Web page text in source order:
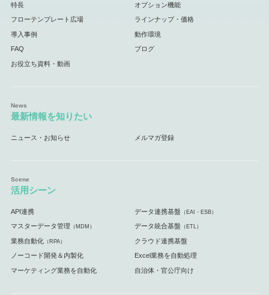
特長 オプション機能
フローテンプレート広場 ラインナップ・価格
導入事例 動作環境
FAQ ブログ
お役立ち資料・動画
最新情報を知りたい
ニュース・お知らせ メルマガ登録
活用シーン
API連携 データ連携基盤 （EAI・ESB）
マスターデータ管理 （MDM） データ統合基盤 （ETL）
業務自動化（RPA） クラウド連携基盤
ノーコード開発＆内製化 Excel業務を自動処理
マーケティング業務を自動化 自治体・官公庁向け